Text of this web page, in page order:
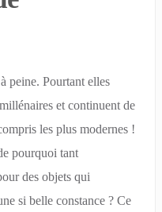
peine. Pourtant elles
et continuent de
les plus modernes !
pourquoi tant
des objets qui
si belle constance ? Ce